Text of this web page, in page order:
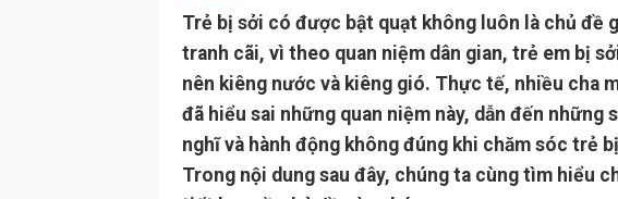
Trẻ bị sởi có được bật quạt không luôn là chủ đề
tranh cãi, vì theo quan niệm dân gian, trẻ em bị
nên kiêng nước và kiêng gió. Thực tế, nhiều cha
đã hiểu sai những quan niệm này, dẫn đến những
nghĩ và hành động không đúng khi chăm sóc trẻ
Trong nội dung sau đây, chúng ta cùng tìm hiểu